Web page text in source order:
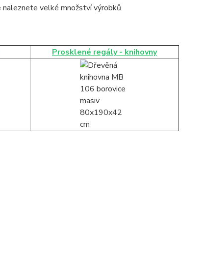
naleznete velké množství výrobků.
Prosklené regály - knihovny